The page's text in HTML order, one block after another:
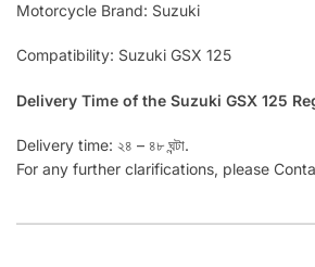
Motorcycle Brand: Suzuki
Compatibility: Suzuki GSX 125
Delivery Time of the Suzuki GSX 125
Delivery time: ২৪ – ৪৮ ঘন্টা.
For any further clarifications, please